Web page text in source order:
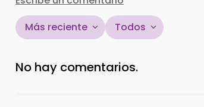
Título
Más reciente Todos
No hay comentarios.